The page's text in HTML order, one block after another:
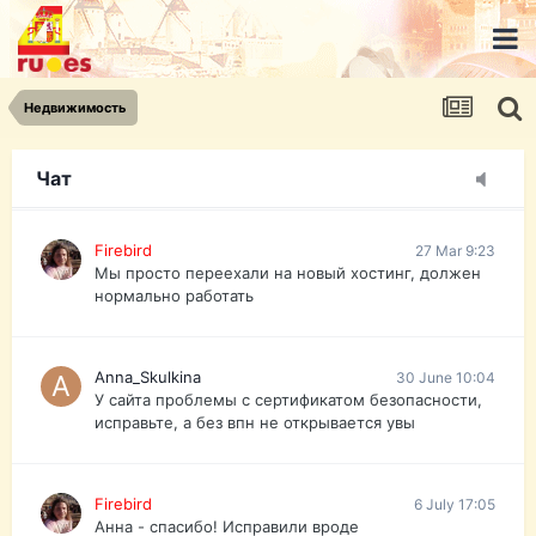
Недвижимость
Чат
urist.dokument@gmail.com
https://pasport-ua.com/
Телеграмм @uristpassua
Firebird
Друзья - из России без VPN сайт и форум
Firebird 27 Mar 9:23
Мы просто переехали на новый хостинг, должен
нормально работать
Anna_Skulkina 30 June 10:04
У сайта проблемы с сертификатом безопасности,
исправьте, а без впн не открывается увы
Firebird 6 July 17:05
Анна - спасибо! Исправили вроде